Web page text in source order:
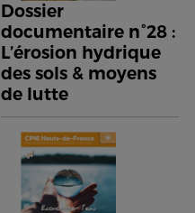
Dossier
documentaire n°28 :
L’érosion hydrique
des sols & moyens
de lutte